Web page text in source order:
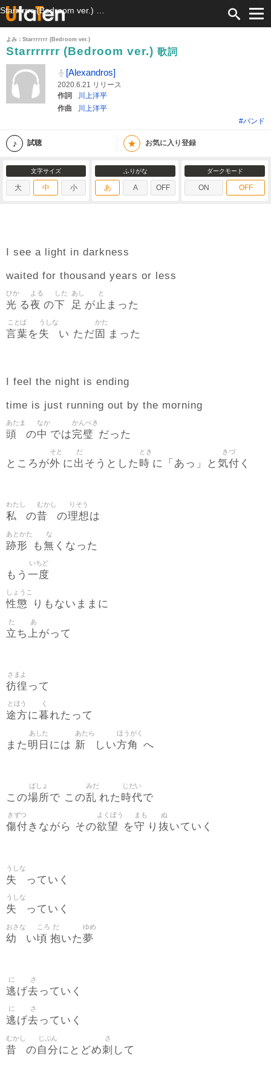
よみ：Starrrrrrr (Bedroom ver.)
Starrrrrrr (Bedroom ver.) 歌詞
[Alexandros]
2020.6.21 リリース
作詞
川上洋平
作曲
川上洋平
#バンド
試聴 ★ お気に入り登録
文字サイズ
大 中 小
ふりがな
あ A OFF
ダークモード
ON OFF
I see a light in darkness
waited for thousand years or less
光
ひか
る夜
よる
の下
した
足
あし
が止
と
まった
言葉
ことば
を失
うしな
い ただ 固
かた
まった
I feel the night is ending
time is just running out by the morning
頭
あたま
の中
なか
では完璧
かんぺき
だった
ところが外
そと
に出
だ
そうとした 時
とき
に「あっ」と 気付
きづ
く
私
わたし
の昔
むかし
の理想
りそう
は
跡形
あとかた
も無
な
くなった
もう 一度
いちど
性懲
しょうこ
りもないままに
立
た
ち 上
あ
がって
彷徨
さまよ
って
途方
とほう
に暮
く
れたって
また 明日
あした
には 新
あたら
しい方角
ほうがく
へ
この場所
ばしょ
で この乱
みだ
れた 時代
じだい
で
傷付
きずつ
きながら その欲望
よくぼう
を守
まも
り 抜
ぬ
いていく
失
うしな
っていく
失
うしな
っていく
幼
おさな
い頃
ころ
抱
だ
いた夢
ゆめ
逃
に
げ去
さ
っていく
逃
に
げ去
さ
っていく
昔
むかし
の自分
じぶん
にとどめ刺
さ
して